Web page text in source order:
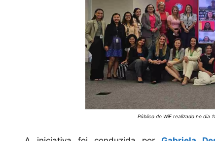
Público do WiE realizado no dia